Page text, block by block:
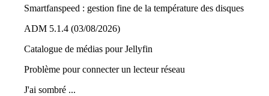
Smartfanspeed : gestion fine de la température des disques
ADM 5.1.4 (03/08/2026)
Catalogue de médias pour Jellyfin
Problème pour connecter un lecteur réseau
J'ai sombré ...